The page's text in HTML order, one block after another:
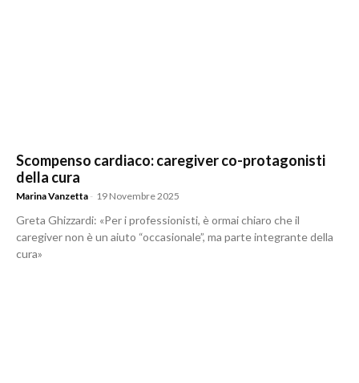
Scompenso cardiaco: caregiver co-protagonisti
della cura
Marina Vanzetta - 19 Novembre 2025
Greta Ghizzardi: «Per i professionisti, è ormai chiaro che il
caregiver non è un aiuto “occasionale”, ma parte integrante della
cura»